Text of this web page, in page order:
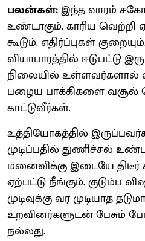
பலன்கள்:இந்த வாரம்
உண்டாகும். காரிய வெற்றி
கூடும். எதிர்ப்புகள்
வியாபாரத்தில் ஈடுபட்டு
நிலையில் உள்ளவர்களால்
பழைய பாக்கிகளை வசூல்
காட்டுவீர்கள்.
உத்தியோகத்தில்
முடிப்பதில் துணிச்சல்
மனைவிக்கு இடையே திடீர்
ஏற்பட்டு நீங்கும். குடும்ப
முடிவுக்கு வர முடியாத
உறவினர்களுடன் பேசும்
நல்லது.